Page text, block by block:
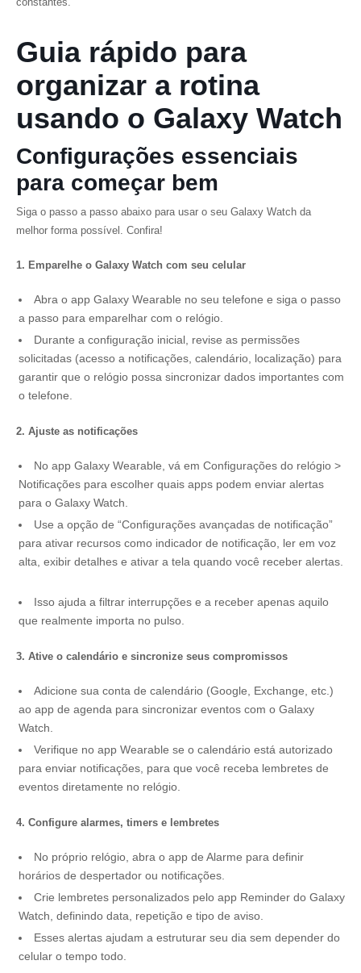
Guia rápido para
organizar a rotina
usando o Galaxy Watch
Configurações essenciais
para começar bem
Siga o passo a passo abaixo para usar o seu Galaxy Watch da
melhor forma possível. Confira!
1. Emparelhe o Galaxy Watch com seu celular
Abra o app Galaxy Wearable no seu telefone e siga o passo
a passo para emparelhar com o relógio.
Durante a configuração inicial, revise as permissões
solicitadas (acesso a notificações, calendário, localização) para
garantir que o relógio possa sincronizar dados importantes com
o telefone.
2. Ajuste as notificações
No app Galaxy Wearable, vá em Configurações do relógio >
Notificações para escolher quais apps podem enviar alertas
para o Galaxy Watch.
Use a opção de “Configurações avançadas de notificação”
para ativar recursos como indicador de notificação, ler em voz
alta, exibir detalhes e ativar a tela quando você receber alertas.
Isso ajuda a filtrar interrupções e a receber apenas aquilo
que realmente importa no pulso.
3. Ative o calendário e sincronize seus compromissos
Adicione sua conta de calendário (Google, Exchange, etc.)
ao app de agenda para sincronizar eventos com o Galaxy
Watch.
Verifique no app Wearable se o calendário está autorizado
para enviar notificações, para que você receba lembretes de
eventos diretamente no relógio.
4. Configure alarmes, timers e lembretes
No próprio relógio, abra o app de Alarme para definir
horários de despertador ou notificações.
Crie lembretes personalizados pelo app Reminder do Galaxy
Watch, definindo data, repetição e tipo de aviso.
Esses alertas ajudam a estruturar seu dia sem depender do
celular o tempo todo.